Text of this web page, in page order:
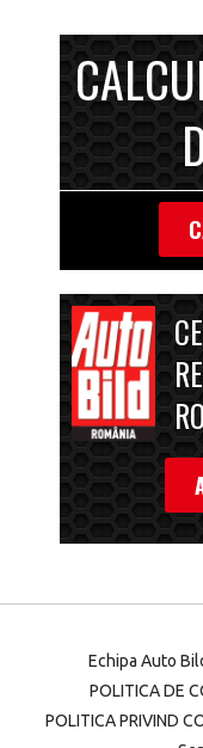
Echipa Auto
POLITICA DE
POLITICA PRIVIND